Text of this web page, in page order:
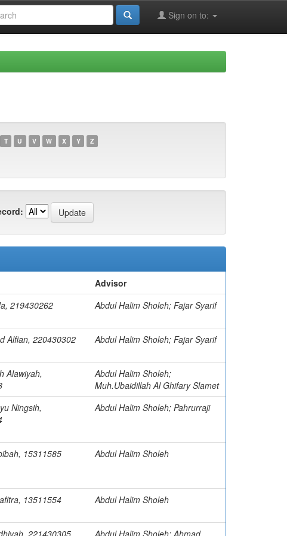
Sign on to:
T U V W X Y Z
Advisor
219430262 Abdul Halim Sholeh; Fajar Syarif
Alfian, 220430302 Abdul Halim Sholeh; Fajar Syarif
Alawiyah,
Abdul Halim Sholeh;
Muh.Ubaidillah Al Ghifary Slamet
Ningsih,
Abdul Halim Sholeh; Pahrurraji
15311585 Abdul Halim Sholeh
13511554 Abdul Halim Sholeh
221430305 Abdul Halim Sholeh; Ahmad